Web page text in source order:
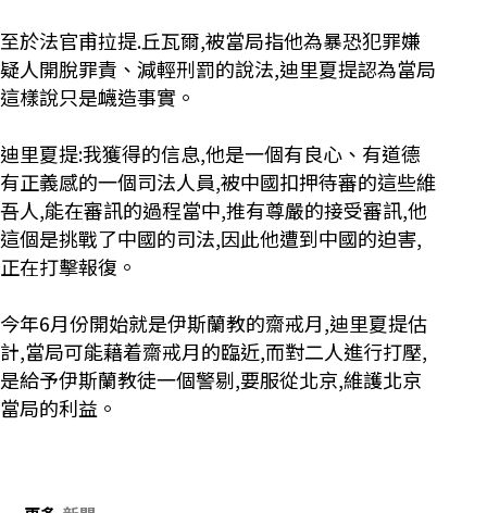
至於法官甫拉提.丘瓦爾,被當局指他為暴恐犯罪嫌
疑人開脫罪責、減輕刑罰的說法,迪里夏提認為當局
這樣說只是衊造事實。
迪里夏提:我獲得的信息,他是一個有良心、有道德
有正義感的一個司法人員,被中國扣押待審的這些維
吾人,能在審訊的過程當中,推有尊嚴的接受審訊,他
這個是挑戰了中國的司法,因此他遭到中國的迫害,
正在打擊報復。
今年6月份開始就是伊斯蘭教的齋戒月,迪里夏提估
計,當局可能藉着齋戒月的臨近,而對二人進行打壓,
是給予伊斯蘭教徒一個警剔,要服從北京,維護北京
當局的利益。